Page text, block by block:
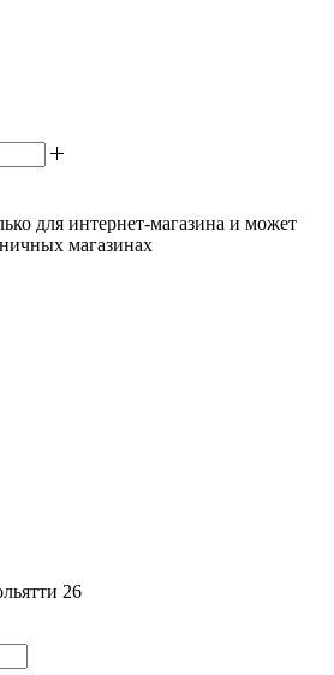
для интернет-магазина и может
магазинах
26